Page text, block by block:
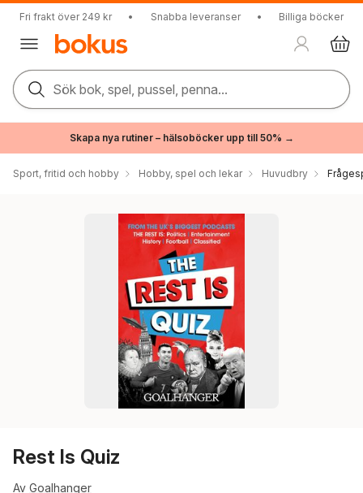
Fri frakt över 249 kr • Snabba leveranser • Billiga böcker
Sök bok, spel, pussel, penna...
Skapa nya rutiner – hälsoböcker upp till 50% →
Sport, fritid och hobby Hobby, spel och lekar Huvudbry
Rest Is Quiz
Av Goalhanger